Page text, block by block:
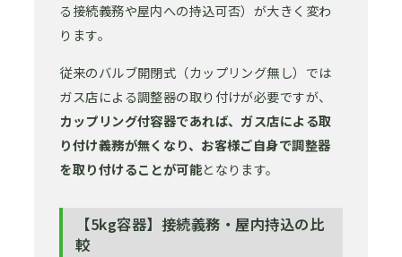
る接続義務や屋内への持込可否）が大きく変わ
ります。
従来のバルブ開閉式（カップリング無し）では
ガス店による調整器の取り付けが必要ですが、
カップリング付容器であれば、ガス店による取
り付け義務が無くなり、お客様ご自身で調整器
を取り付けることが可能となります。
【5kg容器】接続義務・屋内持込の比
較